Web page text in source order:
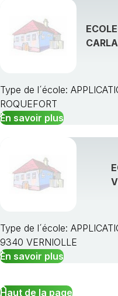
Type de l´école:
ROQUEFORT
En savoir plus
Type de l´école:
9340 VERNIOLLE
En savoir plus
Haut de la page